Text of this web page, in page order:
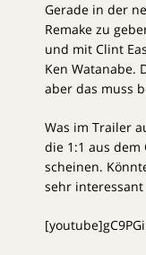
Gerade in der
Remake zu
und mit Clint
Ken Watanabe.
aber das muss
Was im Trailer
die 1:1 aus
scheinen.
sehr interessant